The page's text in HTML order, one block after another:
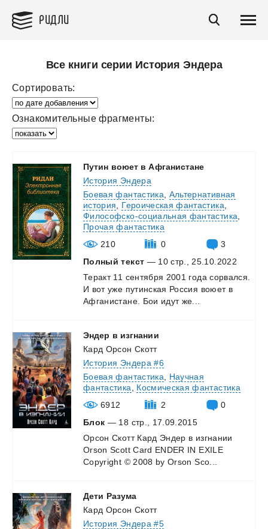
РИДЛИ
Все книги серии История Эндера
Сортировать:
Ознакомительные фрагменты:
Путин воюет в Афганистане
История Эндера
Боевая фантастика
Альтернативная
история
Героическая фантастика
Философско-социальная фантастика
Прочая фантастика
210
0
3
Полный текст — 10 стр., 25.10.2022
Теракт 11 сентября 2001 года сорвался.
И вот уже путинская Россия воюет в
Афганистане.
Бои идут же...
Эндер в изгнании
Кард Орсон Скотт
История Эндера #6
Боевая фантастика
Научная
фантастика
Космическая фантастика
6912
2
0
Блок — 18 стр., 17.09.2015
Орсон Скотт Кард Эндер в изгнании
Orson Scott Card ENDER IN EXILE
Copyright © 2008 by Orson Sco...
Дети Разума
Кард Орсон Скотт
История Эндера #5